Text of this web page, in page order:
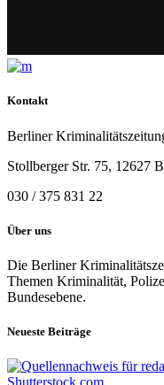
Kontakt
Berliner
Stollberger Str. 75, 12627
030 / 375 831 22
Über uns
Die Berliner
Themen Kriminalität,
Bundesebene.
Neueste Beiträge